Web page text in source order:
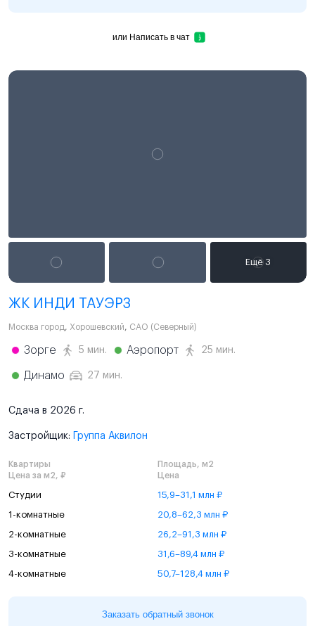
или Написать в чат
ЖК ИНДИ ТАУЭРЗ
Москва город, Хорошевский, САО (Северный)
Зорге 5 мин. Аэропорт 25 мин.
Динамо 27 мин.
Сдача в 2026 г.
Застройщик: Группа Аквилон
Квартиры
Площадь, м2
Цена за м2, ₽
Цена
Студии 15,9–31,1 млн ₽
1-комнатные 20,8–62,3 млн ₽
2-комнатные 26,2–91,3 млн ₽
3-комнатные 31,6–89,4 млн ₽
4-комнатные 50,7–128,4 млн ₽
Заказать обратный звонок